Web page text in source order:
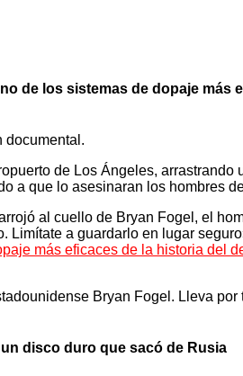
de los sistemas de dopaje más
documental.
de Los Ángeles, arrastrando
a que lo asesinaran los hombres
al cuello de Bryan Fogel, el
a guardarlo en lugar
más eficaces de la historia del
Bryan Fogel. Lleva por
disco duro que sacó de Rusia